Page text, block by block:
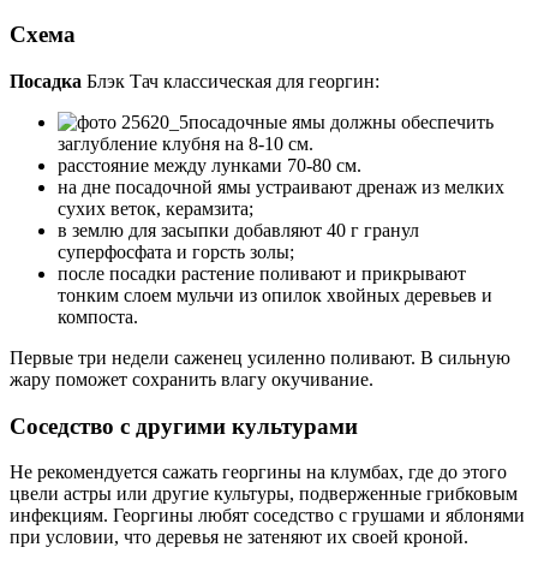
Схема
Посадка Блэк Тач классическая для георгин:
посадочные ямы должны обеспечить
заглубление клубня на 8-10 см.
расстояние между лунками 70-80 см.
на дне посадочной ямы устраивают дренаж из мелких
сухих веток, керамзита;
в землю для засыпки добавляют 40 г гранул
суперфосфата и горсть золы;
после посадки растение поливают и прикрывают
тонким слоем мульчи из опилок хвойных деревьев и
компоста.
Первые три недели саженец усиленно поливают. В сильную
жару поможет сохранить влагу окучивание.
Соседство с другими культурами
Не рекомендуется сажать георгины на клумбах, где до этого
цвели астры или другие культуры, подверженные грибковым
инфекциям. Георгины любят соседство с грушами и яблонями
при условии, что деревья не затеняют их своей кроной.